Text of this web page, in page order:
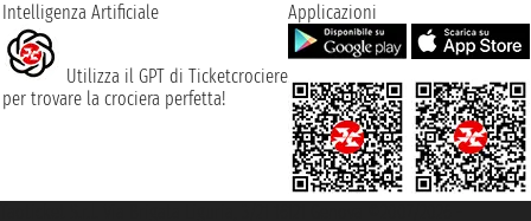
Intelligenza Artificiale
Utilizza il GPT di Ticketcrociere
per trovare la crociera perfetta!
Applicazioni